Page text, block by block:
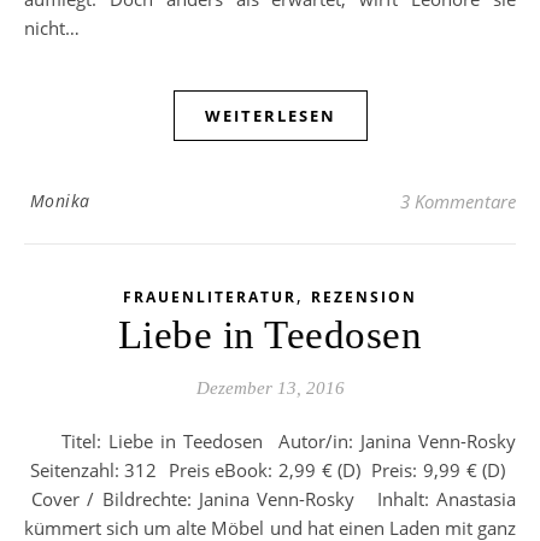
nicht…
WEITERLESEN
Monika 3 Kommentare
FRAUENLITERATUR, REZENSION
Liebe in Teedosen
Dezember 13, 2016
Titel: Liebe in Teedosen Autor/in: Janina Venn-Rosky
Seitenzahl: 312 Preis eBook: 2,99 € (D) Preis: 9,99 € (D)
Cover / Bildrechte: Janina Venn-Rosky Inhalt: Anastasia
kümmert sich um alte Möbel und hat einen Laden mit ganz